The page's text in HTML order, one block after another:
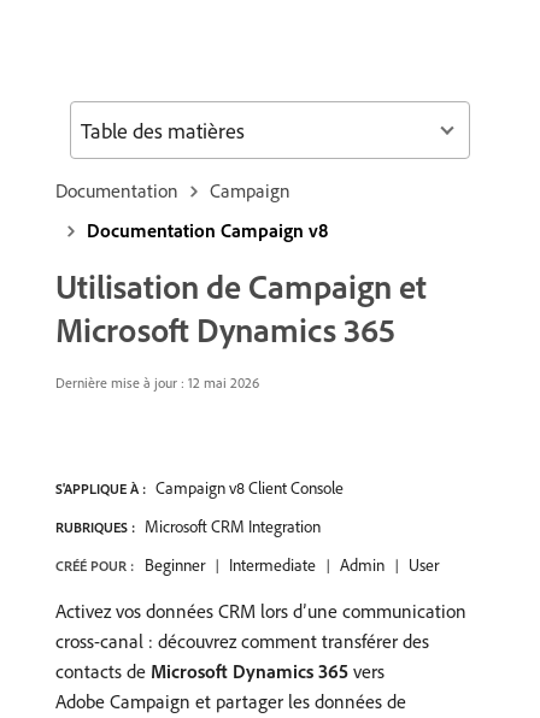
Documentation
Campaign
Documentation Campaign v8
Utilisation de Campaign et
Microsoft Dynamics 365
Dernière mise à jour : 12 mai 2026
S'APPLIQUE À : Campaign v8 Client Console
RUBRIQUES : Microsoft CRM Integration
CRÉÉ POUR : Beginner Intermediate Admin User
Activez vos données CRM lors d’une communication
cross-canal : découvrez comment transférer des
contacts de Microsoft Dynamics 365 vers
Adobe Campaign et partager les données de
Table des matières